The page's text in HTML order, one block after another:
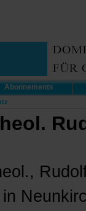
Abonnements
in